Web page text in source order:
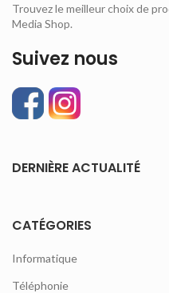
Trouvez le meilleur choix de
Media Shop.
Suivez nous
DERNIÈRE ACTUALITÉ
CATÉGORIES
Informatique
Téléphonie